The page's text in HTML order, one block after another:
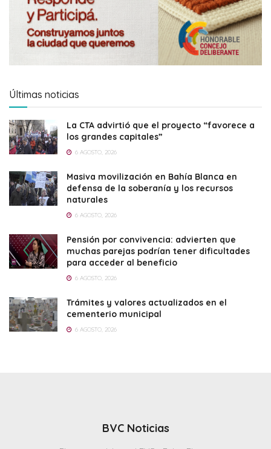
Últimas noticias
La CTA advirtió que el proyecto “favorece a
los grandes capitales”
6 AGOSTO, 2026
Masiva movilización en Bahía Blanca en
defensa de la soberanía y los recursos
naturales
6 AGOSTO, 2026
Pensión por convivencia: advierten que
muchas parejas podrían tener dificultades
para acceder al beneficio
6 AGOSTO, 2026
Trámites y valores actualizados en el
cementerio municipal
6 AGOSTO, 2026
BVC Noticias